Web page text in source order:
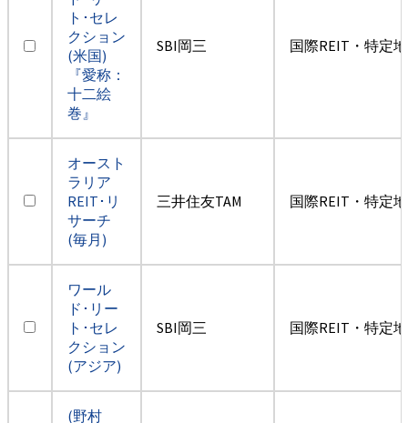
ト･セレ
クション
(米国)
『愛称：
十二絵
巻』
SBI岡三 国際REIT・特定
オースト
ラリア
REIT･リ
サーチ
(毎月)
三井住友TAM 国際REIT・特定
ワール
ド･リー
ト･セレ
クション
(アジア)
SBI岡三 国際REIT・特定
(野村